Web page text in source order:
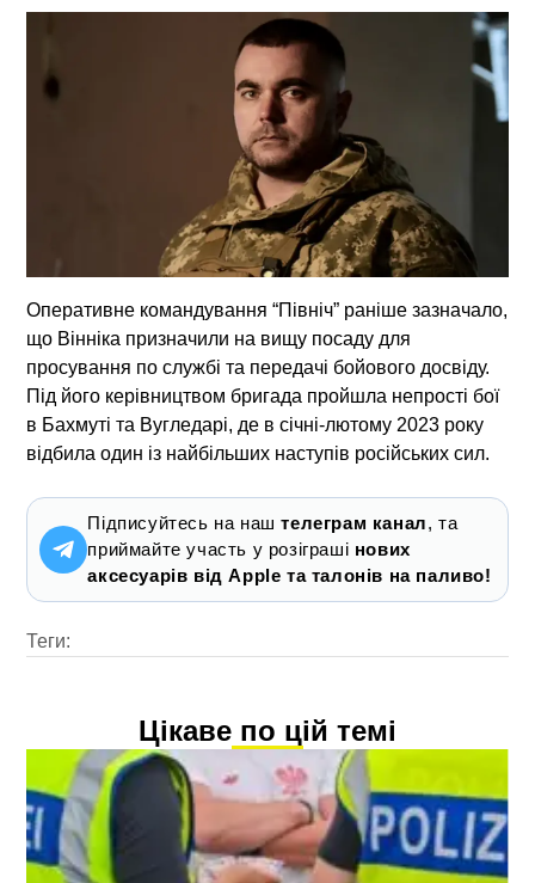
Оперативне командування “Північ” раніше зазначало,
що Вінніка призначили на вищу посаду для
просування по службі та передачі бойового досвіду.
Під його керівництвом бригада пройшла непрості бої
в Бахмуті та Вугледарі, де в січні-лютому 2023 року
відбила один із найбільших наступів російських сил.
Підписуйтесь на наштелеграм канал, та
приймайте участь у розіграші нових
аксесуарів від Apple та талонів на паливо!
Теги:
Цікаве по цій темі